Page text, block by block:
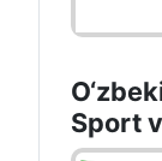
Sport